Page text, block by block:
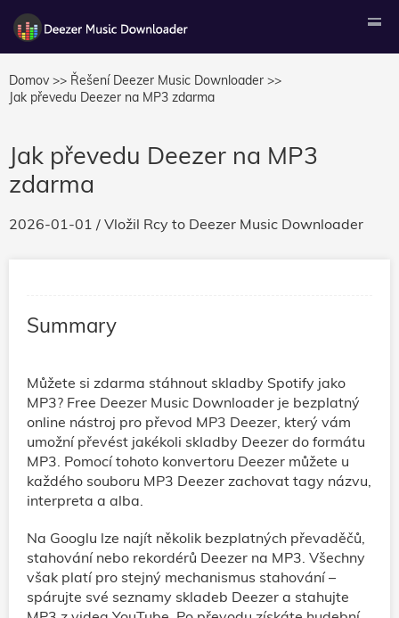
Domov >> Řešení Deezer Music Downloader >>
Jak převedu Deezer na MP3 zdarma
Jak převedu Deezer na MP3
zdarma
2026-01-01 / Vložil Rcy to Deezer Music Downloader
Summary
Můžete si zdarma stáhnout skladby Spotify jako
MP3? Free Deezer Music Downloader je bezplatný
online nástroj pro převod MP3 Deezer, který vám
umožní převést jakékoli skladby Deezer do formátu
MP3. Pomocí tohoto konvertoru Deezer můžete u
každého souboru MP3 Deezer zachovat tagy názvu,
interpreta a alba.
Na Googlu lze najít několik bezplatných převaděčů,
stahování nebo rekordérů Deezer na MP3. Všechny
však platí pro stejný mechanismus stahování –
spárujte své seznamy skladeb Deezer a stahujte